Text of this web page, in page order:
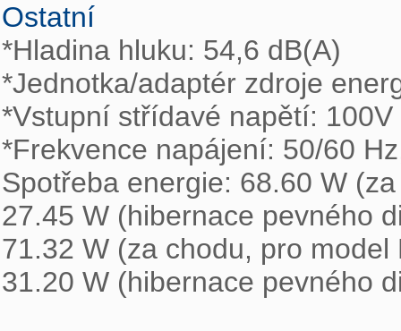
Ostatní
*Hladina hluku: 54,6 dB(A)
*Jednotka/adaptér zdroje
*Vstupní střídavé napětí: 100V
*Frekvence napájení: 50/60
Spotřeba energie: 68.60 W
27.45 W (hibernace pevného
71.32 W (za chodu, pro
31.20 W (hibernace pevného